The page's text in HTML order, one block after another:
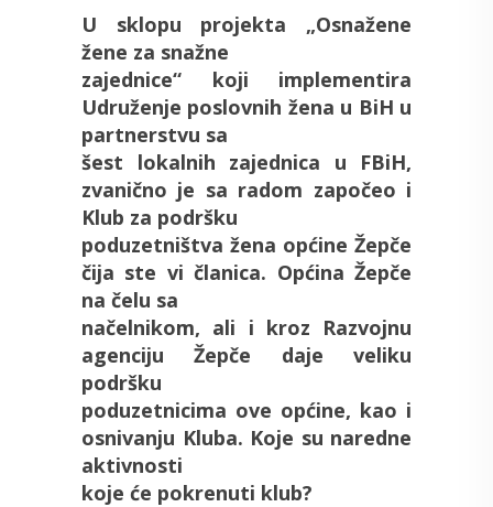
U sklopu projekta „Osnažene
žene za snažne
zajednice“ koji implementira
Udruženje poslovnih žena u BiH u
partnerstvu sa
šest lokalnih zajednica u FBiH,
zvanično je sa radom započeo i
Klub za podršku
poduzetništva žena općine Žepče
čija ste vi članica. Općina Žepče
na čelu sa
načelnikom, ali i kroz Razvojnu
agenciju Žepče daje veliku
podršku
poduzetnicima ove općine, kao i
osnivanju Kluba. Koje su naredne
aktivnosti
koje će pokrenuti klub?